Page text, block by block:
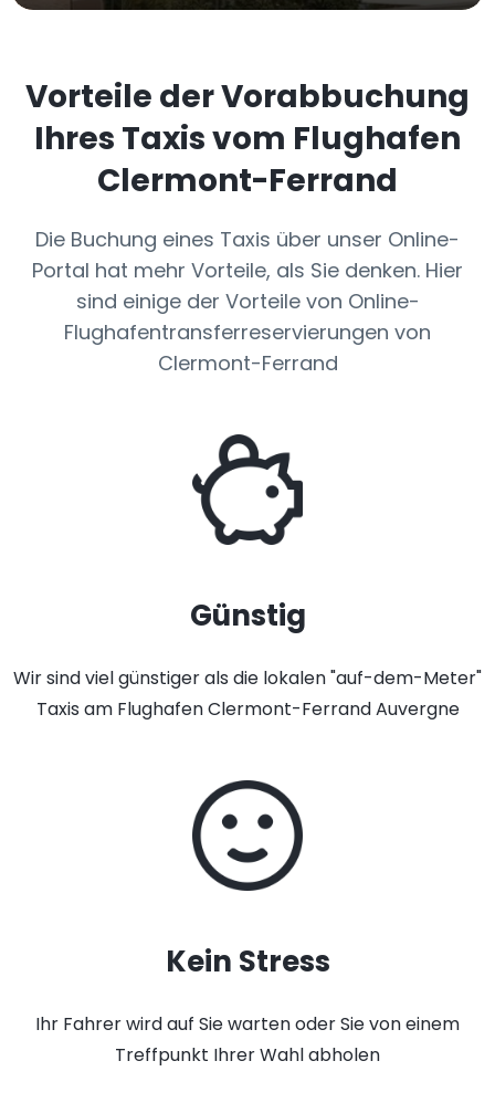
Vorteile der Vorabbuchung
Ihres Taxis vom Flughafen
Clermont-Ferrand
Die Buchung eines Taxis über unser Online-
Portal hat mehr Vorteile, als Sie denken. Hier
sind einige der Vorteile von Online-
Flughafentransferreservierungen von
Clermont-Ferrand
Günstig
Wir sind viel günstiger als die lokalen "auf-dem-Meter"
Taxis am Flughafen Clermont-Ferrand Auvergne
Kein Stress
Ihr Fahrer wird auf Sie warten oder Sie von einem
Treffpunkt Ihrer Wahl abholen